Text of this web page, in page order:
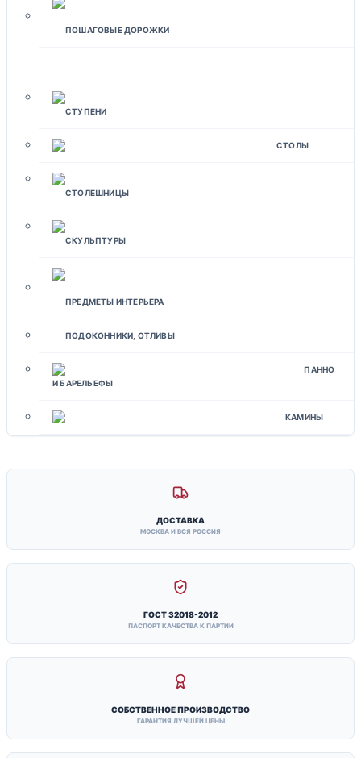
ПОШАГОВЫЕ ДОРОЖКИ
СТУПЕНИ
СТОЛЫ
СТОЛЕШНИЦЫ
СКУЛЬПТУРЫ
ПРЕДМЕТЫ ИНТЕРЬЕРА
ПОДОКОННИКИ, ОТЛИВЫ
ПАННО
И БАРЕЛЬЕФЫ
КАМИНЫ
ДОСТАВКА
МОСКВА И ВСЯ РОССИЯ
ГОСТ 32018-2012
ПАСПОРТ КАЧЕСТВА К ПАРТИИ
СОБСТВЕННОЕ ПРОИЗВОДСТВО
ГАРАНТИЯ ЛУЧШЕЙ ЦЕНЫ